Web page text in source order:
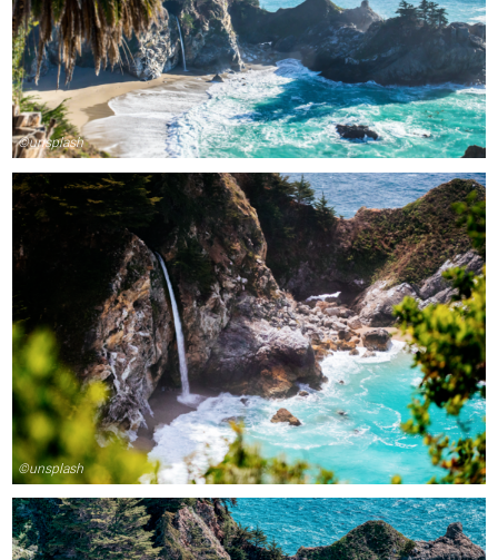
©unsplash
©unsplash